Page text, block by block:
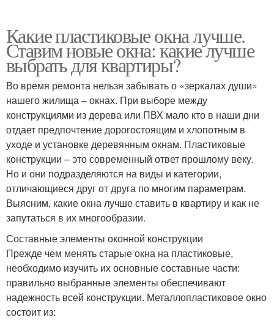
Какие пластиковые окна лучше.
Ставим новые окна: какие лучше
выбрать для квартиры?
Во время ремонта нельзя забывать о «зеркалах души»
нашего жилища – окнах. При выборе между
конструкциями из дерева или ПВХ мало кто в наши дни
отдает предпочтение дорогостоящим и хлопотным в
уходе и установке деревянным окнам. Пластиковые
конструкции – это современный ответ прошлому веку.
Но и они подразделяются на виды и категории,
отличающиеся друг от друга по многим параметрам.
Выясним, какие окна лучше ставить в квартиру и как не
запутаться в их многообразии.
Составные элементы оконной конструкции
Прежде чем менять старые окна на пластиковые,
необходимо изучить их основные составные части:
правильно выбранные элементы обеспечивают
надежность всей конструкции. Металлопластиковое окно
состоит из: